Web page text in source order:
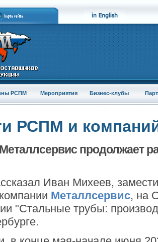
РСПМ Мероприятия Бизнес-клубы
РСПМ и
Металлсервис продолжает
Иван Михеев,
Металлсервис, на
"Стальные трубы: